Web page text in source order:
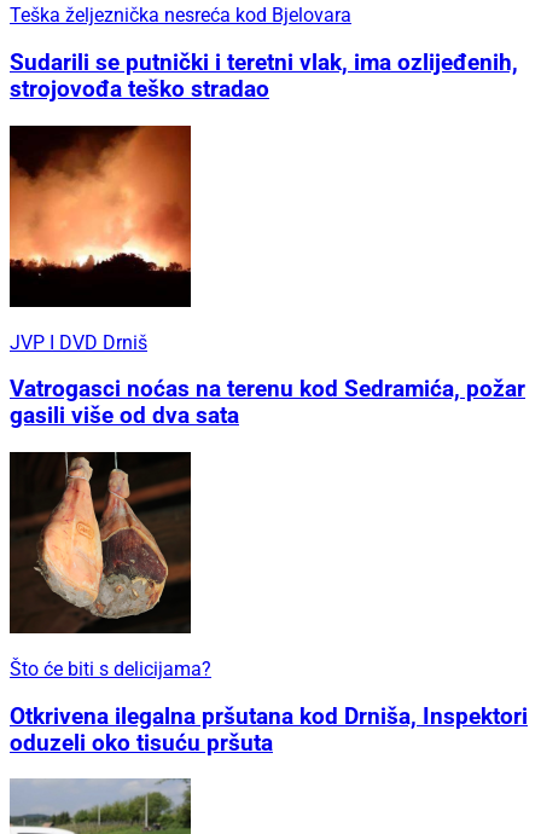
Teška željeznička nesreća kod Bjelovara
Sudarili se putnički i teretni vlak, ima ozlijeđenih,
strojovođa teško stradao
JVP I DVD Drniš
Vatrogasci noćas na terenu kod Sedramića, požar
gasili više od dva sata
Što će biti s delicijama?
Otkrivena ilegalna pršutana kod Drniša, Inspektori
oduzeli oko tisuću pršuta